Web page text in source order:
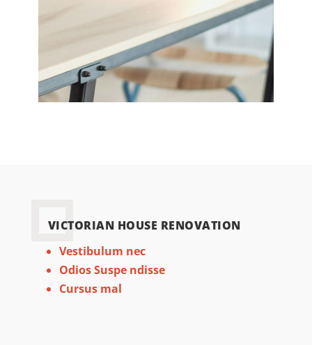
VICTORIAN HOUSE RENOVATION
Vestibulum nec
Odios Suspe ndisse
Cursus mal